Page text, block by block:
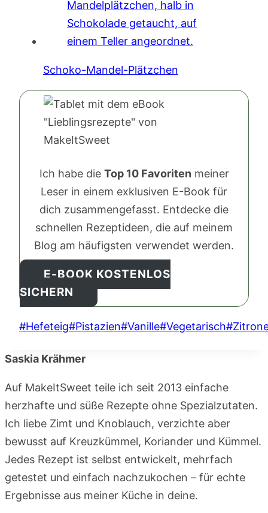
Schoko-Mandel-Plätzchen
Ich habe die Top 10 Favoriten meiner
Leser in einem exklusiven E-Book für
dich zusammengefasst. Entdecke die
schnellen Rezeptideen, die auf meinem
Blog am häufigsten verwendet werden.
E-BOOK KOSTENLOS
SICHERN
Schlagworte:
#Hefeteig#Pistazien#Vanille#Vegetarisch#
Saskia Krähmer
Auf MakeItSweet teile ich seit 2013 einfache
herzhafte und süße Rezepte ohne Spezialzutaten.
Ich liebe Zimt und Knoblauch, verzichte aber
bewusst auf Kreuzkümmel, Koriander und Kümmel.
Jedes Rezept ist selbst entwickelt, mehrfach
getestet und einfach nachzukochen – für echte
Ergebnisse aus meiner Küche in deine.